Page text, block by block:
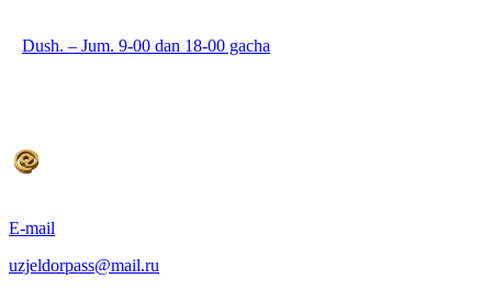
Dush. – Jum. 9-00 dan 18-00 gacha
E-mail
uzjeldorpass@mail.ru